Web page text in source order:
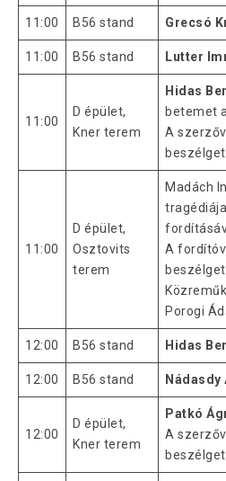
11:00 B56 stand Grecsó
11:00 B56 stand Lutter
11:00
D épület,
Kner terem
Hidas
betemet
A
beszélget
11:00
D épület,
Osztovits
terem
Madách
tragédiája.
A
beszélget.
Porogi
12:00 B56 stand Hidas
12:00 B56 stand Nádasdy
12:00
D épület,
Kner terem
Patkó
A
beszélget